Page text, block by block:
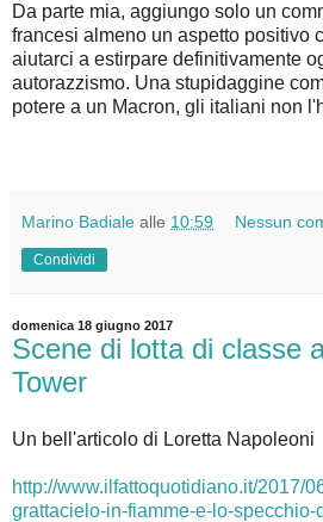
Da parte mia, aggiungo solo un
francesi almeno un aspetto positivo
aiutarci a estirpare definitivamente
autorazzismo. Una stupidaggine
potere a un Macron, gli italiani non
Marino Badiale alle 10:59 Nessun
Condividi
domenica 18 giugno 2017
Scene di lotta di classe
Tower
Un bell'articolo di Loretta Napoleoni
http://www.ilfattoquotidiano.it/2017/
grattacielo-in-fiamme-e-lo-specchio-